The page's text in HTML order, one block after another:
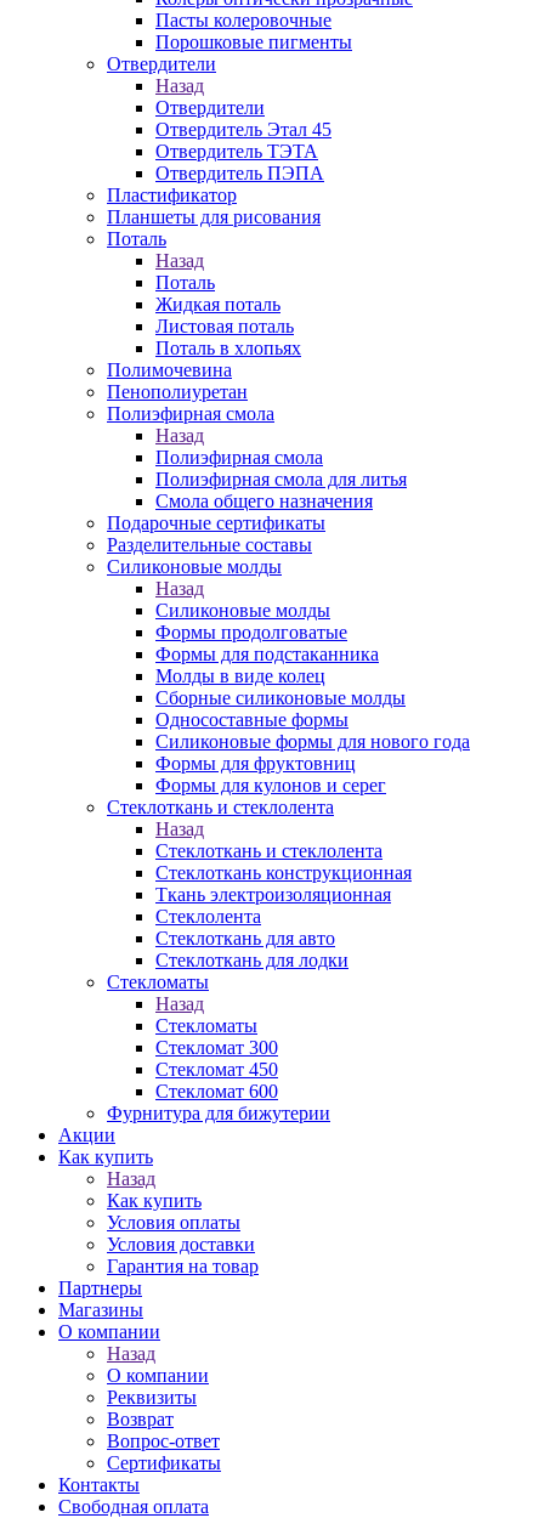
Пасты колеровочные
Порошковые пигменты
Отвердители
Назад
Отвердители
Отвердитель Этал 45
Отвердитель ТЭТА
Отвердитель ПЭПА
Пластификатор
Планшеты для рисования
Поталь
Назад
Поталь
Жидкая поталь
Листовая поталь
Поталь в хлопьях
Полимочевина
Пенополиуретан
Полиэфирная смола
Назад
Полиэфирная смола
Полиэфирная смола для литья
Смола общего назначения
Подарочные сертификаты
Разделительные составы
Силиконовые молды
Назад
Силиконовые молды
Формы продолговатые
Формы для подстаканника
Молды в виде колец
Сборные силиконовые молды
Односоставные формы
Силиконовые формы для нового года
Формы для фруктовниц
Формы для кулонов и серег
Стеклоткань и стеклолента
Назад
Стеклоткань и стеклолента
Стеклоткань конструкционная
Ткань электроизоляционная
Стеклолента
Стеклоткань для авто
Стеклоткань для лодки
Стекломаты
Назад
Стекломаты
Стекломат 300
Стекломат 450
Стекломат 600
Фурнитура для бижутерии
Акции
Как купить
Назад
Как купить
Условия оплаты
Условия доставки
Гарантия на товар
Партнеры
Магазины
О компании
Назад
О компании
Реквизиты
Возврат
Вопрос-ответ
Сертификаты
Контакты
Свободная оплата